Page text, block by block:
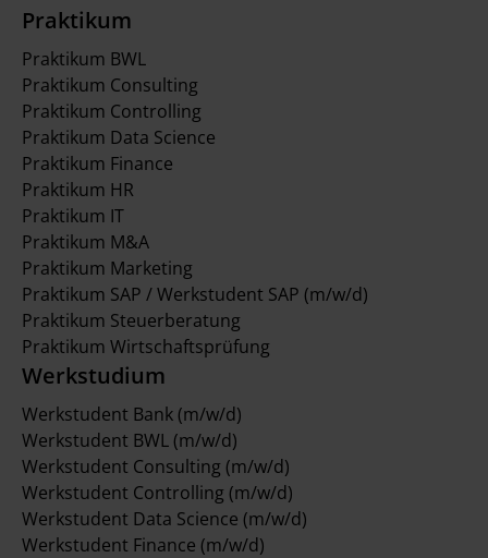
Praktikum
Praktikum BWL
Praktikum Consulting
Praktikum Controlling
Praktikum Data Science
Praktikum Finance
Praktikum HR
Praktikum IT
Praktikum M&A
Praktikum Marketing
Praktikum SAP / Werkstudent SAP (m/w/d)
Praktikum Steuerberatung
Praktikum Wirtschaftsprüfung
Werkstudium
Werkstudent Bank (m/w/d)
Werkstudent BWL (m/w/d)
Werkstudent Consulting (m/w/d)
Werkstudent Controlling (m/w/d)
Werkstudent Data Science (m/w/d)
Werkstudent Finance (m/w/d)